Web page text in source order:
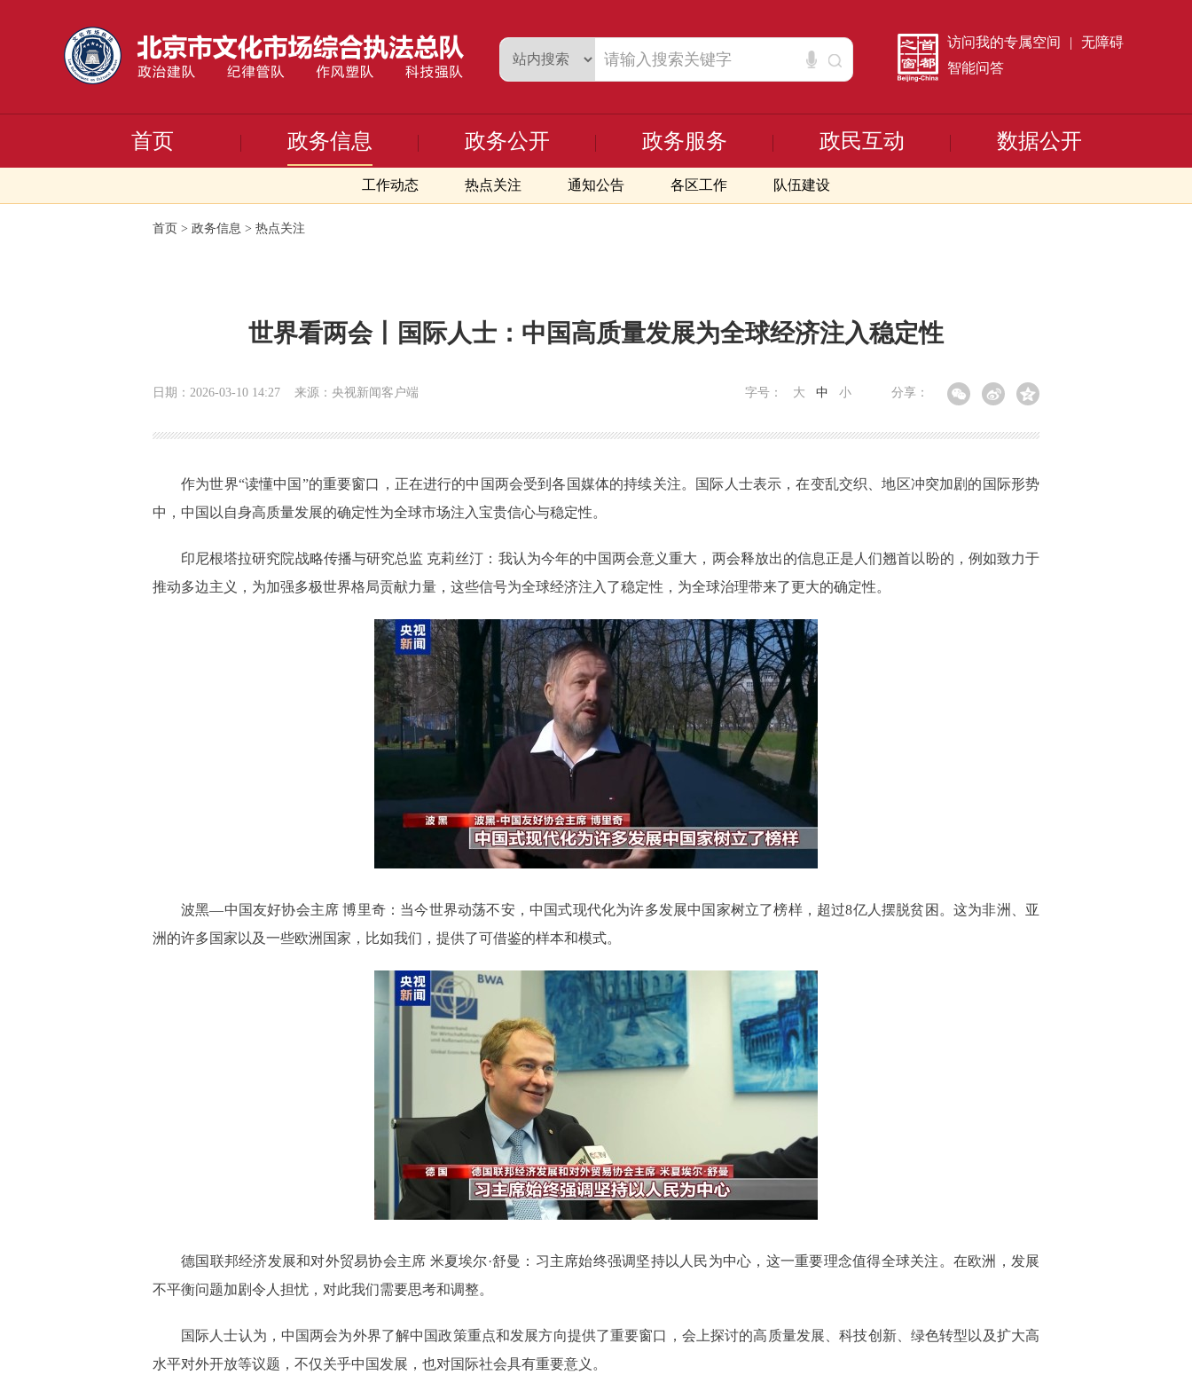
访问我的专属空间 |
无障碍
智能问答
首页 政务信息
工作动态 热点关注 通知公告 各区工作 队伍建设
政务公开 政务服务 政民互动 数据公开
首页 > 政务信息 > 热点关注
世界看两会丨国际人士：中国高质量发展为全球经济注入稳定性
日期：2026-03-10 14:27 来源：央视新闻客户端 分享：
字号： 大 中 小
作为世界“读懂中国”的重要窗口，正在进行的中国两会受到各国媒体的持续关注。国际人士表示，在变乱交织、地区冲突加剧的国际形势
中，中国以自身高质量发展的确定性为全球市场注入宝贵信心与稳定性。
印尼根塔拉研究院战略传播与研究总监 克莉丝汀：我认为今年的中国两会意义重大，两会释放出的信息正是人们翘首以盼的，例如致力于
推动多边主义，为加强多极世界格局贡献力量，这些信号为全球经济注入了稳定性，为全球治理带来了更大的确定性。
波黑—中国友好协会主席 博里奇：当今世界动荡不安，中国式现代化为许多发展中国家树立了榜样，超过8亿人摆脱贫困。这为非洲、亚
洲的许多国家以及一些欧洲国家，比如我们，提供了可借鉴的样本和模式。
德国联邦经济发展和对外贸易协会主席 米夏埃尔·舒曼：习主席始终强调坚持以人民为中心，这一重要理念值得全球关注。在欧洲，发展
不平衡问题加剧令人担忧，对此我们需要思考和调整。
国际人士认为，中国两会为外界了解中国政策重点和发展方向提供了重要窗口，会上探讨的高质量发展、科技创新、绿色转型以及扩大高
水平对外开放等议题，不仅关乎中国发展，也对国际社会具有重要意义。